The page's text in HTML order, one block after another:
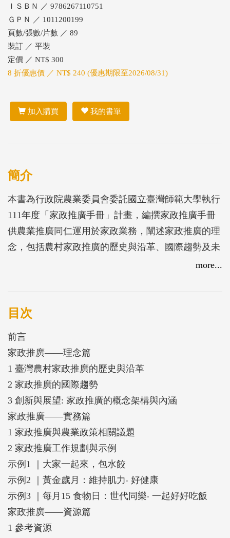
ＩＳＢＮ ／ 9786267110751
ＧＰＮ ／ 1011200199
頁數/張數/片數 ／ 89
裝訂 ／ 平裝
定價 ／ NT$ 300
8 折優惠價 ／ NT$ 240 (優惠期限至2026/08/31)
加入購買 我的書單
簡介
本書為行政院農業委員會委託國立臺灣師範大學執行
111年度「家政推廣手冊」計畫，編撰家政推廣手冊
供農業推廣同仁運用於家政業務，闡述家政推廣的理
念，包括農村家政推廣的歷史與沿革、國際趨勢及未
來創新與展望，並納入實務篇，以飲食、消費、健康
色照顧等政策，協助農會推廣人員工作規劃。
more...
目次
前言
家政推廣——理念篇
1 臺灣農村家政推廣的歷史與沿革
2 家政推廣的國際趨勢
3 創新與展望: 家政推廣的概念架構與內涵
家政推廣——實務篇
1 家政推廣與農業政策相關議題
2 家政推廣工作規劃與示例
示例1 ｜大家一起來，包水餃
示例2 ｜黃金歲月：維持肌力‧ 好健康
示例3 ｜每月15 食物日：世代同樂‧ 一起好好吃飯
家政推廣——資源篇
1 參考資源